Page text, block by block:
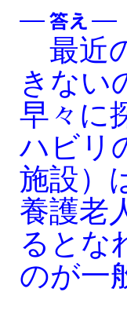
最近
きない
早々に
ハビリ
施設）
養護老
るとな
のが一